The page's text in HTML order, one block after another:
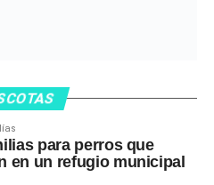
para perros que
en un refugio municipal